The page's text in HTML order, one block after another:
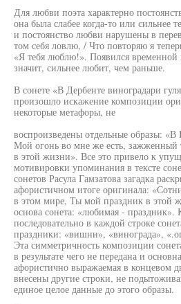
Для любви поэта характерно
она была слабее когда-то или сильнее
и постоянство любви нарушены в
том себя ловлю, / Что повторяю я
«Я тебя люблю!». Появился временной
значит, сильнее любит, чем раньше.
В сонете «В Дербенте виноградари
произошло искажение композиции
некоторые метафоры, не
воспроизведены отдельные образы:
Мой огонь во мне же есть,
в этой жизни». Все это привело к
мотивировки упоминания в тексте
сонетов Расула Гамзатова загадка
афористичном итоге оригинала:
в этом мире, Ты мой праздник в этой
основа сонета: «любимая -
последовательно в каждой строке
праздники: «вишни», «винограда»,
Эта симметричность композиции
в результате чего не передана и
афористично выражаемая в концевом
внесены другие строки, не
единое целое данные до этого образы.